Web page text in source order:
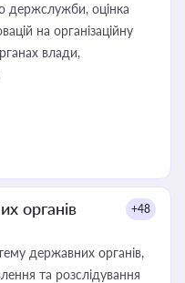
держслужби, оцінка
на організаційну
влади,
органів
+48
державних органів,
та розслідування